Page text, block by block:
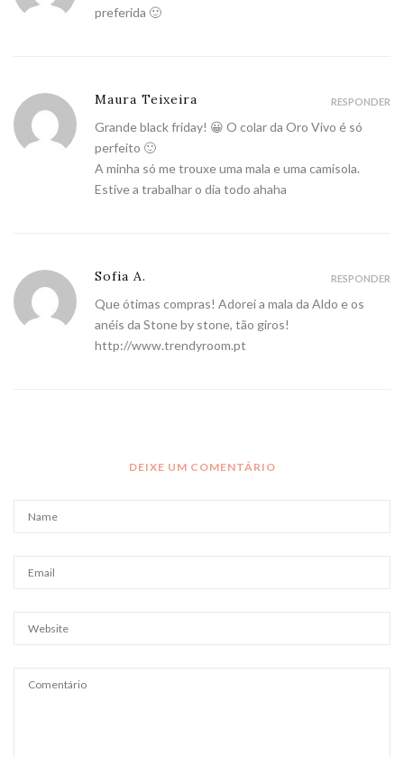
preferida 🙂
Maura Teixeira
Grande black friday! 😀 O colar da Oro Vivo é só
perfeito 🙂
A minha só me trouxe uma mala e uma camisola.
Estive a trabalhar o dia todo ahaha
RESPONDER
Sofia A.
Que ótimas compras! Adorei a mala da Aldo e os
anéis da Stone by stone, tão giros!
http://www.trendyroom.pt
RESPONDER
DEIXE UM COMENTÁRIO